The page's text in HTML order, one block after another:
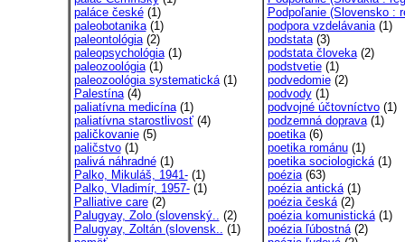
paláce české(1)
paleobotanika(1)
paleontológia(2)
paleopsychológia(1)
paleozoológia(1)
paleozoológia systematická(1)
Palestína(4)
paliatívna medicína(1)
paliatívna starostlivosť(4)
paličkovanie(5)
paličstvo(1)
palivá náhradné(1)
Palko, Mikuláš, 1941-(1)
Palko, Vladimír, 1957-(1)
Palliative care(2)
Palugyay, Zolo (slovenský.. (2)
Palugyay, Zoltán (slovensk.. (1)
Podpoľanie (Slovensko :
podpora vzdelávania(1)
podstata(3)
podstata človeka(2)
podstvetie(1)
podvedomie(2)
podvody(1)
podvojné účtovníctvo(1)
podzemná doprava(1)
poetika(6)
poetika románu(1)
poetika sociologická(1)
poézia(63)
poézia antická(1)
poézia česká(2)
poézia komunistická(1)
poézia ľúbostná(2)